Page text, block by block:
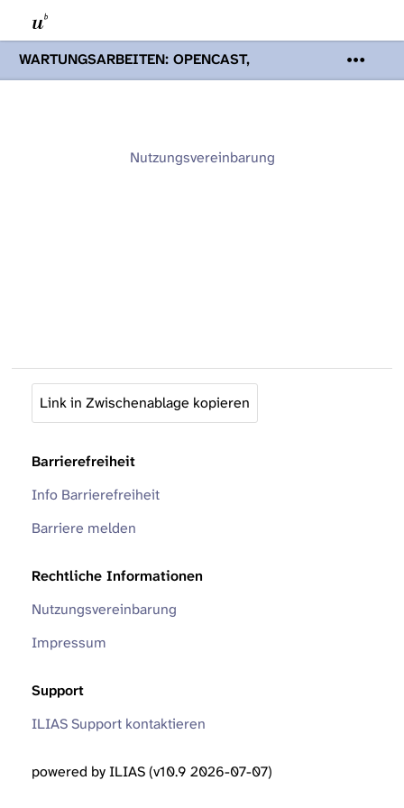
WARTUNGSARBEITEN: OPENCAST,
PODCASTS & TOBIRA
Mi 19. August
Opencast-Videos und Tobira nicht zur
Nutzungsvereinbarung
Link in Zwischenablage kopieren
Barrierefreiheit
Info Barrierefreiheit
Barriere melden
Rechtliche Informationen
Nutzungsvereinbarung
Impressum
Support
ILIAS Support kontaktieren
powered by ILIAS (v10.9 2026-07-07)